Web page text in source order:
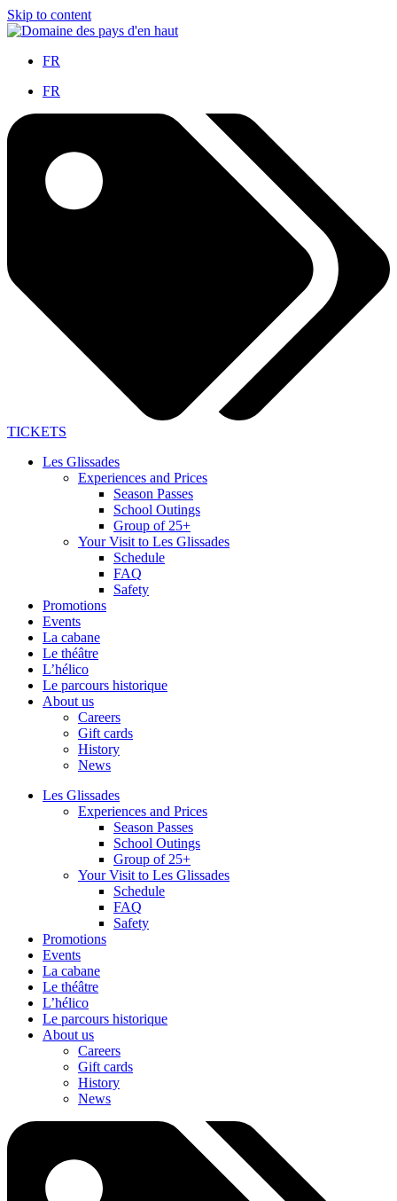
Skip to content
FR
FR
TICKETS
Les Glissades
Experiences and Prices
Season Passes
School Outings
Group of 25+
Your Visit to Les Glissades
Schedule
FAQ
Safety
Promotions
Events
La cabane
Le théâtre
L’hélico
Le parcours historique
About us
Careers
Gift cards
History
News
Les Glissades
Experiences and Prices
Season Passes
School Outings
Group of 25+
Your Visit to Les Glissades
Schedule
FAQ
Safety
Promotions
Events
La cabane
Le théâtre
L’hélico
Le parcours historique
About us
Careers
Gift cards
History
News